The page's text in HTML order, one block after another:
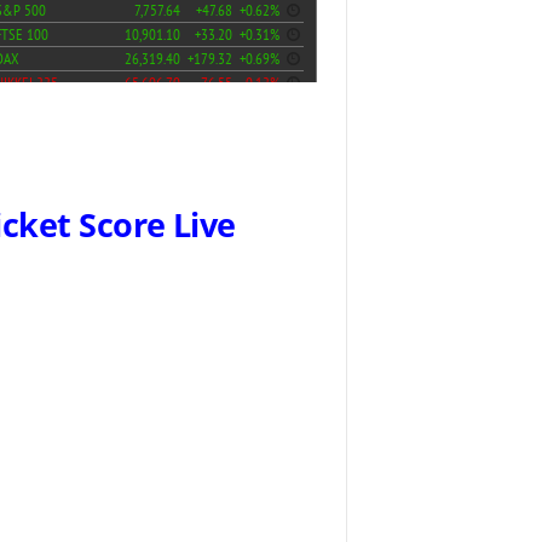
Score Live